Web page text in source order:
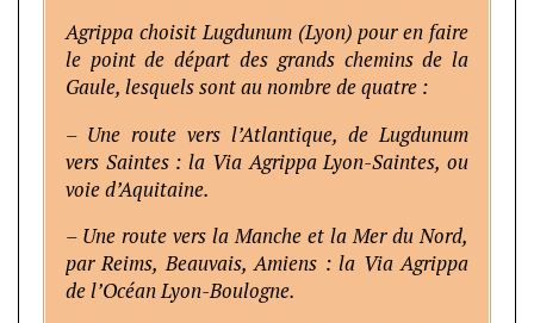
Agrippa choisit Lugdunum (Lyon) pour en faire
le point de départ des grands chemins de la
Gaule, lesquels sont au nombre de quatre :
– Une route vers l’Atlantique, de Lugdunum
vers Saintes : la Via Agrippa Lyon-Saintes, ou
voie d’Aquitaine.
– Une route vers la Manche et la Mer du Nord,
par Reims, Beauvais, Amiens : la Via Agrippa
de l’Océan Lyon-Boulogne.